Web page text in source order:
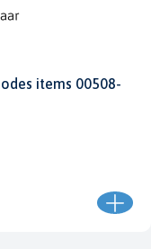
items 00508-